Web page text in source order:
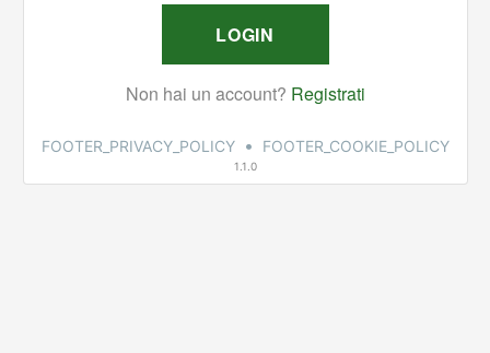
FOOTER_PRIVACY_POLICY • FOOTER_COOKIE_POLICY
1.1.0